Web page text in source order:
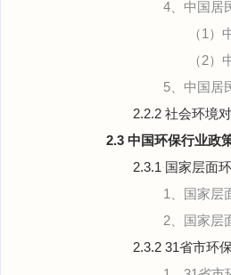
4、中国居
（1）
（2
5、中国居
2.2.2 社会环境
2.3 中国环保行业政
2.3.1 国家层面
1、国家层
2、国家层
2.3.2 31省市环